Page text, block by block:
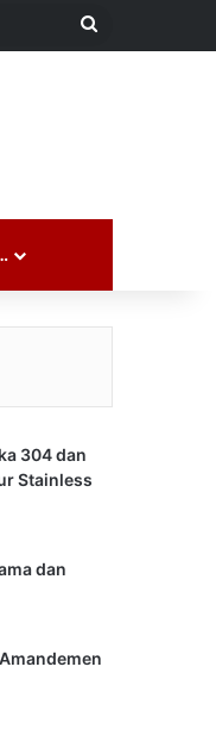
Search
304 dan
Stainless
dan